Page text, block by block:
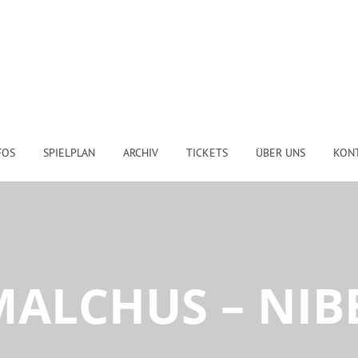
SPIELPLAN ARCHIV TICKETS ÜBER UNS
–